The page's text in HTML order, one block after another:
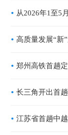
郑州高铁首趟
长三角开出首
江苏省首趟中